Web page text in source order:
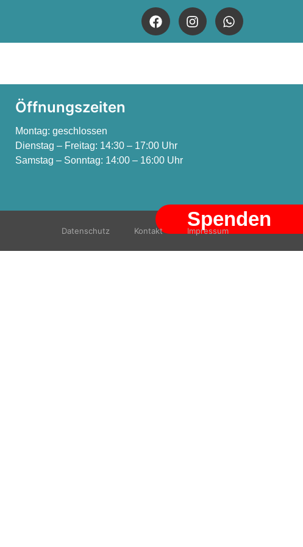
Spenden
Öffnungszeiten
Montag: geschlossen
Dienstag – Freitag: 14:30 – 17:00 Uhr
Samstag – Sonntag: 14:00 – 16:00 Uhr
Datenschutz Kontakt Impressum